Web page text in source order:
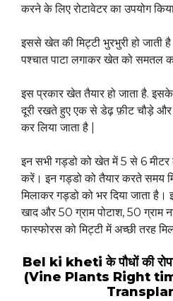
करने के लिए रोटावेटर का उपयोग
इससे खेत की मिट्टी भुरभुरी हो जाती
पश्चात पाटा लगाकर खेत को समतल
इस प्रकार खेत तैयार हो जाता है.
दूरी रखते हुए एक से डेढ़ फ़ीट चौड़े और
कर लिया जाता है |
इन सभी गड्डो को खेत में 5 से 6 मीटर
करें। इन गड्डो को तैयार करते समय
मिलाकर गड्डो को भर दिया जाता
खाद और 50 ग्राम पोटाश, 50 ग्राम
फास्फोरस को मिट्टी में अच्छी तरह
Bel ki kheti के पौधों की
(Vine Plants Right